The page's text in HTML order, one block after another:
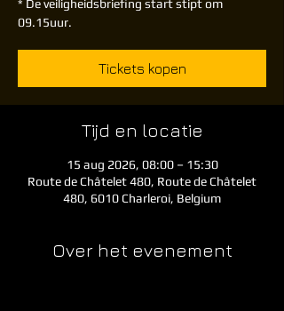
* De veiligheidsbriefing start stipt om
09.15uur.
Tickets kopen
Tijd en locatie
15 aug 2026, 08:00 – 15:30
Route de Châtelet 480, Route de Châtelet
480, 6010 Charleroi, Belgium
Over het evenement